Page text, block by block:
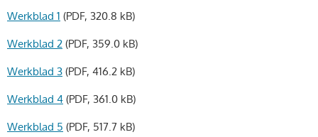
Werkblad 1 (PDF, 320.8 kB)
Werkblad 2 (PDF, 359.0 kB)
Werkblad 3 (PDF, 416.2 kB)
Werkblad 4 (PDF, 361.0 kB)
Werkblad 5 (PDF, 517.7 kB)